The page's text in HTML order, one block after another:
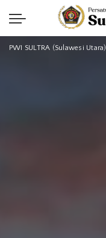
PWI SULTRA (Sulawesi Utara)